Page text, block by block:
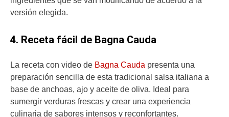
versión elegida.
4. Receta fácil de Bagna Cauda
La receta con video de Bagna Cauda presenta una
preparación sencilla de esta tradicional salsa italiana a
base de anchoas, ajo y aceite de oliva. Ideal para
sumergir verduras frescas y crear una experiencia
culinaria de sabores intensos y reconfortantes.